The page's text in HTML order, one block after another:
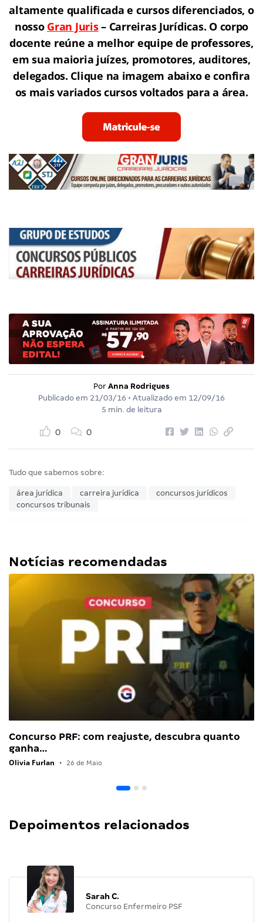
altamente qualificada e cursos diferenciados, o
nosso Gran Juris– Carreiras Jurídicas. O corpo
docente reúne a melhor equipe de professores,
em sua maioria juízes, promotores, auditores,
delegados. Clique na imagem abaixo e confira
os mais variados cursos voltados para a área.
Por Anna Rodrigues
Publicado em 21/03/16 • Atualizado em 12/09/16
5 min. de leitura
0 0
Tudo que sabemos sobre:
área jurídica carreira jurídica
concursos jurídicos
concursos tribunais
Notícias recomendadas
Concurso PRF: com reajuste, descubra quanto
ganha…
Olivia Furlan • 26 de Maio
Depoimentos relacionados
Sarah C.
Concurso Enfermeiro PSF